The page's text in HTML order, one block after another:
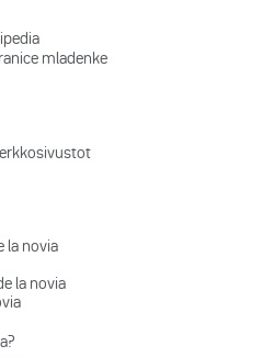
mladenke
la novia
la novia